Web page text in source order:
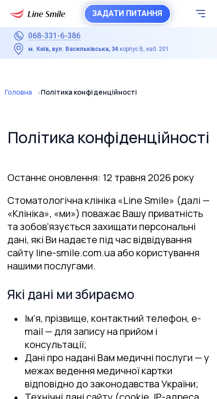
ЗАДАТИ ПИТАННЯ
068-331-6-386
м. Київ, вул. Васильківська, 34 корпус В, каб. 201
Головна Політика конфіденційності
Політика конфіденційності
Останнє оновлення: 12 травня 2026 року
Стоматологічна клініка «Line Smile» (далі —
«Клініка», «ми») поважає Вашу приватність
та зобов’язується захищати персональні
дані, які Ви надаєте під час відвідування
сайту line-smile.com.ua або користування
нашими послугами.
Які дані ми збираємо
Ім’я, прізвище, контактний телефон, e-
mail — для запису на прийом і
консультації;
Дані про надані Вам медичні послуги — у
межах ведення медичної картки
відповідно до законодавства України;